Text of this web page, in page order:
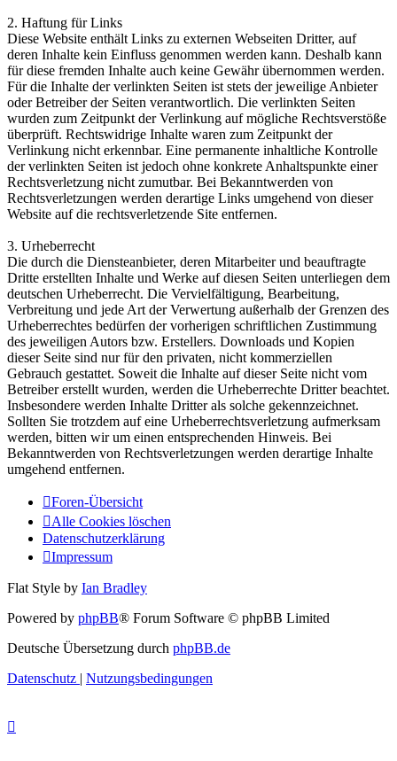
2. Haftung für Links
Diese Website enthält Links zu externen Webseiten Dritter, auf
deren Inhalte kein Einfluss genommen werden kann. Deshalb kann
für diese fremden Inhalte auch keine Gewähr übernommen werden.
Für die Inhalte der verlinkten Seiten ist stets der jeweilige Anbieter
oder Betreiber der Seiten verantwortlich. Die verlinkten Seiten
wurden zum Zeitpunkt der Verlinkung auf mögliche Rechtsverstöße
überprüft. Rechtswidrige Inhalte waren zum Zeitpunkt der
Verlinkung nicht erkennbar. Eine permanente inhaltliche Kontrolle
der verlinkten Seiten ist jedoch ohne konkrete Anhaltspunkte einer
Rechtsverletzung nicht zumutbar. Bei Bekanntwerden von
Rechtsverletzungen werden derartige Links umgehend von dieser
Website auf die rechtsverletzende Site entfernen.
3. Urheberrecht
Die durch die Diensteanbieter, deren Mitarbeiter und beauftragte
Dritte erstellten Inhalte und Werke auf diesen Seiten unterliegen dem
deutschen Urheberrecht. Die Vervielfältigung, Bearbeitung,
Verbreitung und jede Art der Verwertung außerhalb der Grenzen des
Urheberrechtes bedürfen der vorherigen schriftlichen Zustimmung
des jeweiligen Autors bzw. Erstellers. Downloads und Kopien
dieser Seite sind nur für den privaten, nicht kommerziellen
Gebrauch gestattet. Soweit die Inhalte auf dieser Seite nicht vom
Betreiber erstellt wurden, werden die Urheberrechte Dritter beachtet.
Insbesondere werden Inhalte Dritter als solche gekennzeichnet.
Sollten Sie trotzdem auf eine Urheberrechtsverletzung aufmerksam
werden, bitten wir um einen entsprechenden Hinweis. Bei
Bekanntwerden von Rechtsverletzungen werden derartige Inhalte
umgehend entfernen.
Foren-Übersicht
Alle Cookies löschen
Datenschutzerklärung
Impressum
Flat Style by Ian Bradley
Powered by phpBB® Forum Software © phpBB Limited
Deutsche Übersetzung durch phpBB.de
Datenschutz | Nutzungsbedingungen